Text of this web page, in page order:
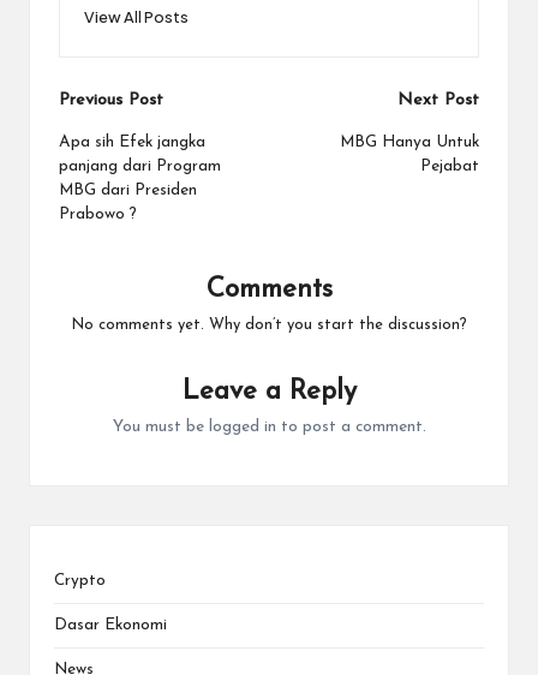
View All Posts
Post
navigation
Previous Post
Apa sih Efek jangka
panjang dari Program
MBG dari Presiden
Prabowo ?
Next Post
MBG Hanya Untuk
Pejabat
Comments
No comments yet. Why don’t you start the discussion?
Leave a Reply
You must be logged in to post a comment.
Crypto
Dasar Ekonomi
News